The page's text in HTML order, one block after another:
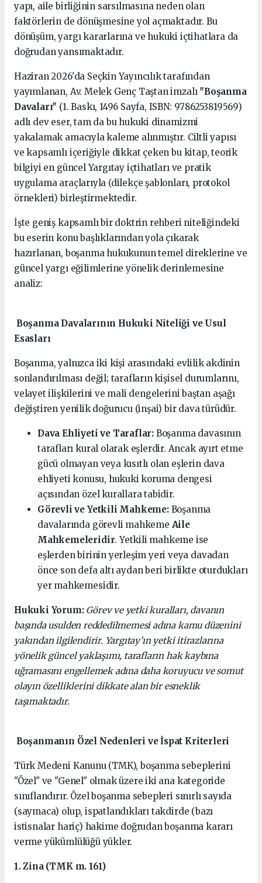
yapı, aile birliğinin sarsılmasına neden olan
faktörlerin de dönüşmesine yol açmaktadır. Bu
dönüşüm, yargı kararlarına ve hukuki içtihatlara da
doğrudan yansımaktadır.
Haziran 2026'da Seçkin Yayıncılık tarafından
yayımlanan, Av. Melek Genç Taştan imzalı "Boşanma
Davaları" (1. Baskı, 1496 Sayfa, ISBN: 9786253819569)
adlı dev eser, tam da bu hukuki dinamizmi
yakalamak amacıyla kaleme alınmıştır. Ciltli yapısı
ve kapsamlı içeriğiyle dikkat çeken bu kitap, teorik
bilgiyi en güncel Yargıtay içtihatları ve pratik
uygulama araçlarıyla (dilekçe şablonları, protokol
örnekleri) birleştirmektedir.
İşte geniş kapsamlı bir doktrin rehberi niteliğindeki
bu eserin konu başlıklarından yola çıkarak
hazırlanan, boşanma hukukunun temel direklerine ve
güncel yargı eğilimlerine yönelik derinlemesine
analiz:
Boşanma Davalarının Hukuki Niteliği ve Usul
Esasları
Boşanma, yalnızca iki kişi arasındaki evlilik akdinin
sonlandırılması değil; tarafların kişisel durumlarını,
velayet ilişkilerini ve mali dengelerini baştan aşağı
değiştiren yenilik doğurucu (inşai) bir dava türüdür.
Dava Ehliyeti ve Taraflar: Boşanma davasının
tarafları kural olarak eşlerdir. Ancak ayırt etme
gücü olmayan veya kısıtlı olan eşlerin dava
ehliyeti konusu, hukuki koruma dengesi
açısından özel kurallara tabidir.
Görevli ve Yetkili Mahkeme:Boşanma
davalarında görevli mahkeme Aile
Mahkemeleridir. Yetkili mahkeme ise
eşlerden birinin yerleşim yeri veya davadan
önce son defa altı aydan beri birlikte oturdukları
yer mahkemesidir.
Hukuki Yorum: Görev ve yetki kuralları, davanın
başında usulden reddedilmemesi adına kamu düzenini
yakından ilgilendirir. Yargıtay’ın yetki itirazlarına
yönelik güncel yaklaşımı, tarafların hak kaybına
uğramasını engellemek adına daha koruyucu ve somut
olayın özelliklerini dikkate alan bir esneklik
taşımaktadır.
Boşanmanın Özel Nedenleri ve İspat Kriterleri
Türk Medeni Kanunu (TMK), boşanma sebeplerini
"Özel" ve "Genel" olmak üzere iki ana kategoride
sınıflandırır. Özel boşanma sebepleri sınırlı sayıda
(saymaca) olup, ispatlandıkları takdirde (bazı
istisnalar hariç) hakime doğrudan boşanma kararı
verme yükümlülüğü yükler.
1. Zina (TMK m. 161)